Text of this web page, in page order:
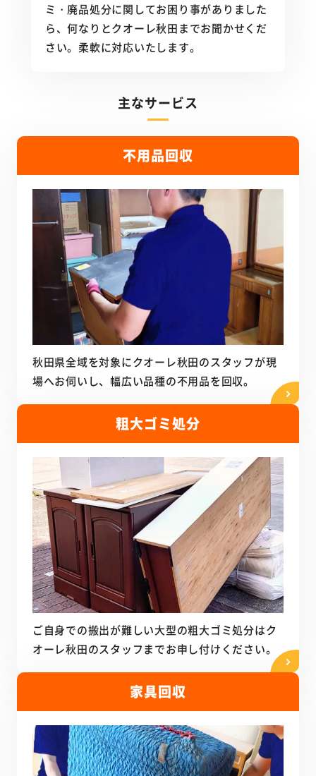
ミ・廃品処分に関してお困り事がありました
ら、何なりとクオーレ秋田までお聞かせくだ
さい。柔軟に対応いたします。
主なサービス
不用品回収
秋田県全域を対象にクオーレ秋田のスタッフが現
場へお伺いし、幅広い品種の不用品を回収。
粗大ゴミ処分
ご自身での搬出が難しい大型の粗大ゴミ処分はク
オーレ秋田のスタッフまでお申し付けください。
家具回収